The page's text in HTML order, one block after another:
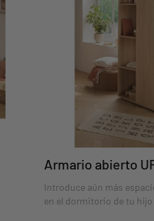
Armario abierto
Introduce aún más
en el dormitorio de tu